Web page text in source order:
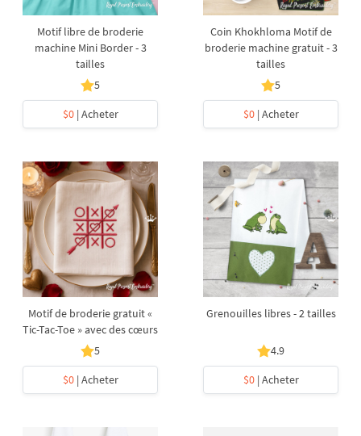
Motif libre de broderie
machine Mini Border - 3
tailles
5
$0| Acheter
Coin Khokhloma Motif de
broderie machine gratuit - 3
tailles
5
$0| Acheter
Motif de broderie gratuit «
Tic-Tac-Toe » avec des cœurs
5
$0| Acheter
Grenouilles libres - 2 tailles
4.9
$0| Acheter